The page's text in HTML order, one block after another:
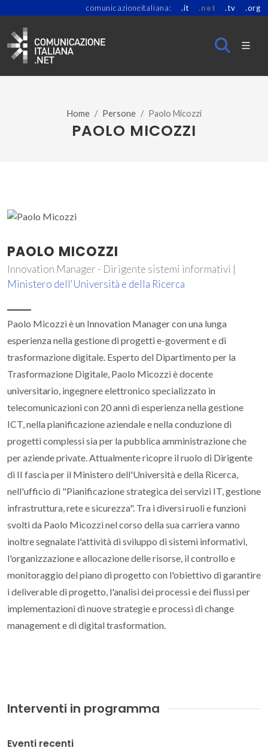
comunicazioneitaliana: .it .net .tv .org
Home Persone Paolo Micozzi
PAOLO MICOZZI
PAOLO MICOZZI
Innovation Manager - Dirigente sistemi informativi |
Ministero dell'Università e della Ricerca
Paolo Micozzi è un Innovation Manager con una lunga
esperienza nella gestione di progetti e-goverment e di
trasformazione digitale. Esperto del Dipartimento per la
Trasformazione Digitale, Paolo Micozzi è docente
universitario, ingegnere elettronico specializzato in
telecomunicazioni con 20 anni di esperienza nella gestione
ICT, nella pianificazione aziendale e nella conduzione di
progetti complessi sia per la pubblica amministrazione che
per aziende private. Attualmente ricopre il ruolo di Dirigente
di II fascia per il Ministero dell'Università e della Ricerca,
nell'ufficio di "Pianificazione strategica dei servizi IT, gestione
infrastruttura, rete e sicurezza". Tra i diversi ruoli e funzioni
svolti da Paolo Micozzi nel corso della sua carriera vanno
inoltre segnalate l'attività di sviluppo di sistemi informativi,
l'organizzazione e allocazione delle risorse, il controllo e
monitoraggio del piano di progetto con l'obiettivo di garantire
i deliverable di progetto, l'analisi dei processi e dei flussi per
implementazioni di nuove strategie e processi di change
management e di digital trasformation.
Interventi in programma
Eventi recenti